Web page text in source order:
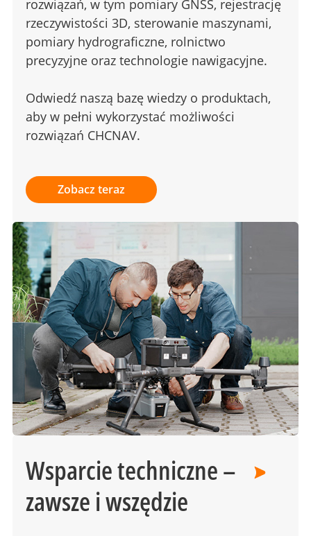
rozwiązań, w tym pomiary GNSS, rejestrację
rzeczywistości 3D, sterowanie maszynami,
pomiary hydrograficzne, rolnictwo
precyzyjne oraz technologie nawigacyjne.
Odwiedź naszą bazę wiedzy o produktach,
aby w pełni wykorzystać możliwości
rozwiązań CHCNAV.
Zobacz teraz
Wsparcie techniczne –
zawsze i wszędzie